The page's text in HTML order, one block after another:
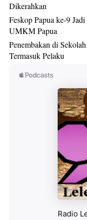
Dikerahkan
Feskop Papua ke-9
UMKM Papua
Penembakan di
Termasuk Pelaku